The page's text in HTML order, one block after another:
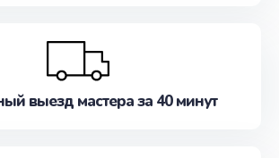
выезд мастера за 40 минут